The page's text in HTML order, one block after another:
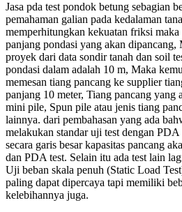
Jasa pda test pondok betung sebagian
pemahaman galian pada kedalaman
memperhitungkan kekuatan friksi maka
panjang pondasi yang akan dipancang,
proyek dari data sondir tanah dan soil
pondasi dalam adalah 10 m, Maka
memesan tiang pancang ke supplier
panjang 10 meter, Tiang pancang yang
mini pile, Spun pile atau jenis tiang
lainnya. dari pembahasan yang ada
melakukan standar uji test dengan
secara garis besar kapasitas pancang
dan PDA test. Selain itu ada test lain
Uji beban skala penuh (Static Load
paling dapat dipercaya tapi memiliki
kelebihannya juga.